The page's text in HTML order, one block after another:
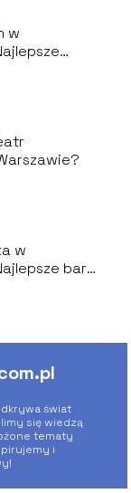
w
w
bary
świat
się wiedzą
tematy
i